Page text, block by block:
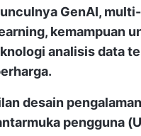
GenAI,
kemampuan
analisis data
desain
pengguna